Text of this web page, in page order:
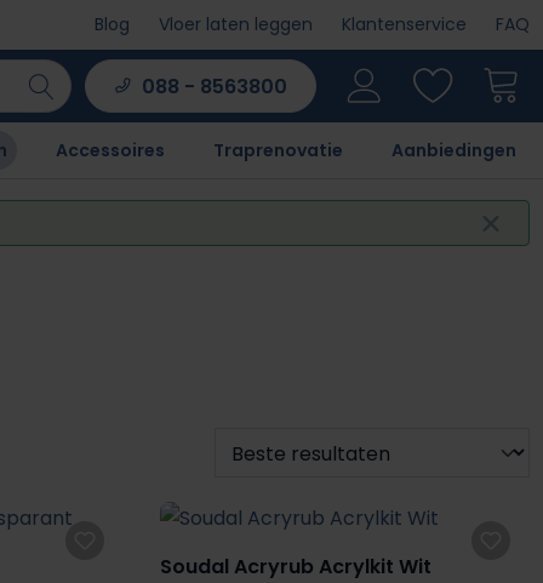
Blog Vloer laten leggen Klantenservice FAQ
088 - 8563800
Accessoires Traprenovatie Aanbiedingen
Soudal Acryrub Acrylkit Wit